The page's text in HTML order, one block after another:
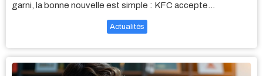
garni, la bonne nouvelle est simple : KFC accepte…
Actualités